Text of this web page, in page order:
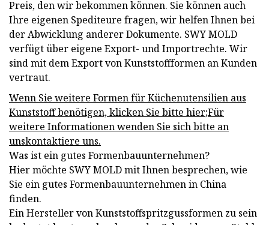
Preis, den wir bekommen können. Sie können auch
Ihre eigenen Spediteure fragen, wir helfen Ihnen bei
der Abwicklung anderer Dokumente. SWY MOLD
verfügt über eigene Export- und Importrechte. Wir
sind mit dem Export von Kunststoffformen an Kunden
vertraut.
Wenn Sie weitere Formen für Küchenutensilien aus
Kunststoff benötigen, klicken Sie bitte hier;Für
weitere Informationen wenden Sie sich bitte an
unskontaktiere uns.
Was ist ein gutes Formenbauunternehmen?
Hier möchte SWY MOLD mit Ihnen besprechen, wie
Sie ein gutes Formenbauunternehmen in China
finden.
Ein Hersteller von Kunststoffspritzgussformen zu sein